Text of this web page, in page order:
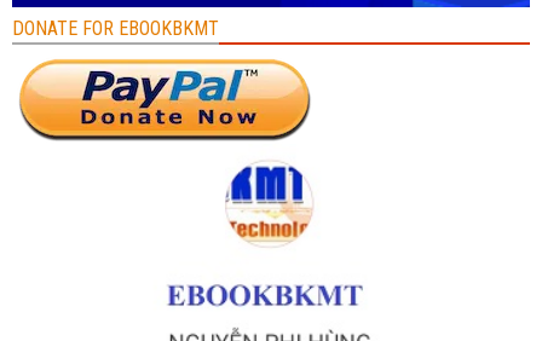
DONATE FOR EBOOKBKMT